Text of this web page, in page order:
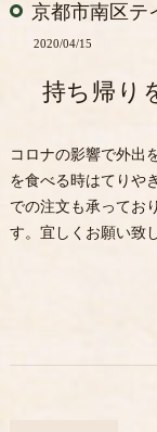
京都市南区テ
2020/04/15
持ち帰り
コロナの影響で外出
を食べる時はてりや
での注文も承ってお
す。宜しくお願い致